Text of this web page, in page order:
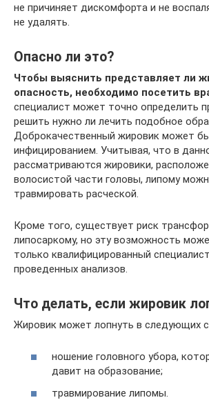
не причиняет дискомфорта и не
не удалять.
Опасно ли это?
Чтобы выяснить представляет ли
опасность, необходимо посетить
специалист может точно определить
решить нужно ли лечить подобное
Доброкачественный жировик может
инфицированием. Учитывая, что в
рассматриваются жировики,
волосистой части головы, липому
травмировать расческой.
Кроме того, существует риск
липосаркому, но эту возможность
только квалифицированный
проведенных анализов.
Что делать, если жировик
Жировик может лопнуть в следующих
ношение головного убора,
давит на образование;
травмирование липомы.